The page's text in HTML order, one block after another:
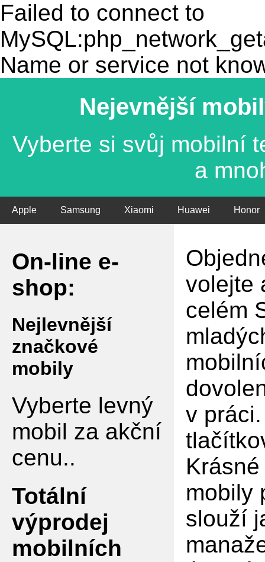
Failed to connect to
Name or service not
Nejevnější
Vyberte si svůj mobilní
a
Apple Samsung Xiaomi Huawei Honor
On-line e-
shop:
Nejlevnější
značkové
mobily
Vyberte levný
mobil za akční
cenu..
Totální
výprodej
mobilních
volejte
celém
v
mobily
slouží